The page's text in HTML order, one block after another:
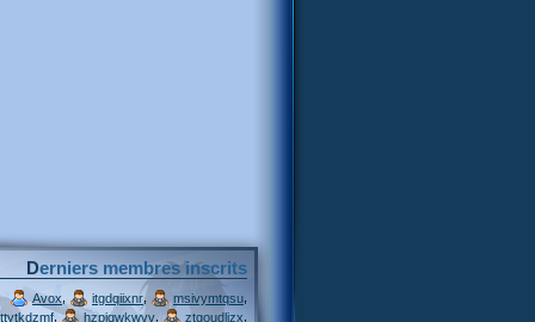
Derniers membres inscrits
Avox itgdqiixnr, msivymtqsu
, hzpjqwkwvv ztgoudljzx